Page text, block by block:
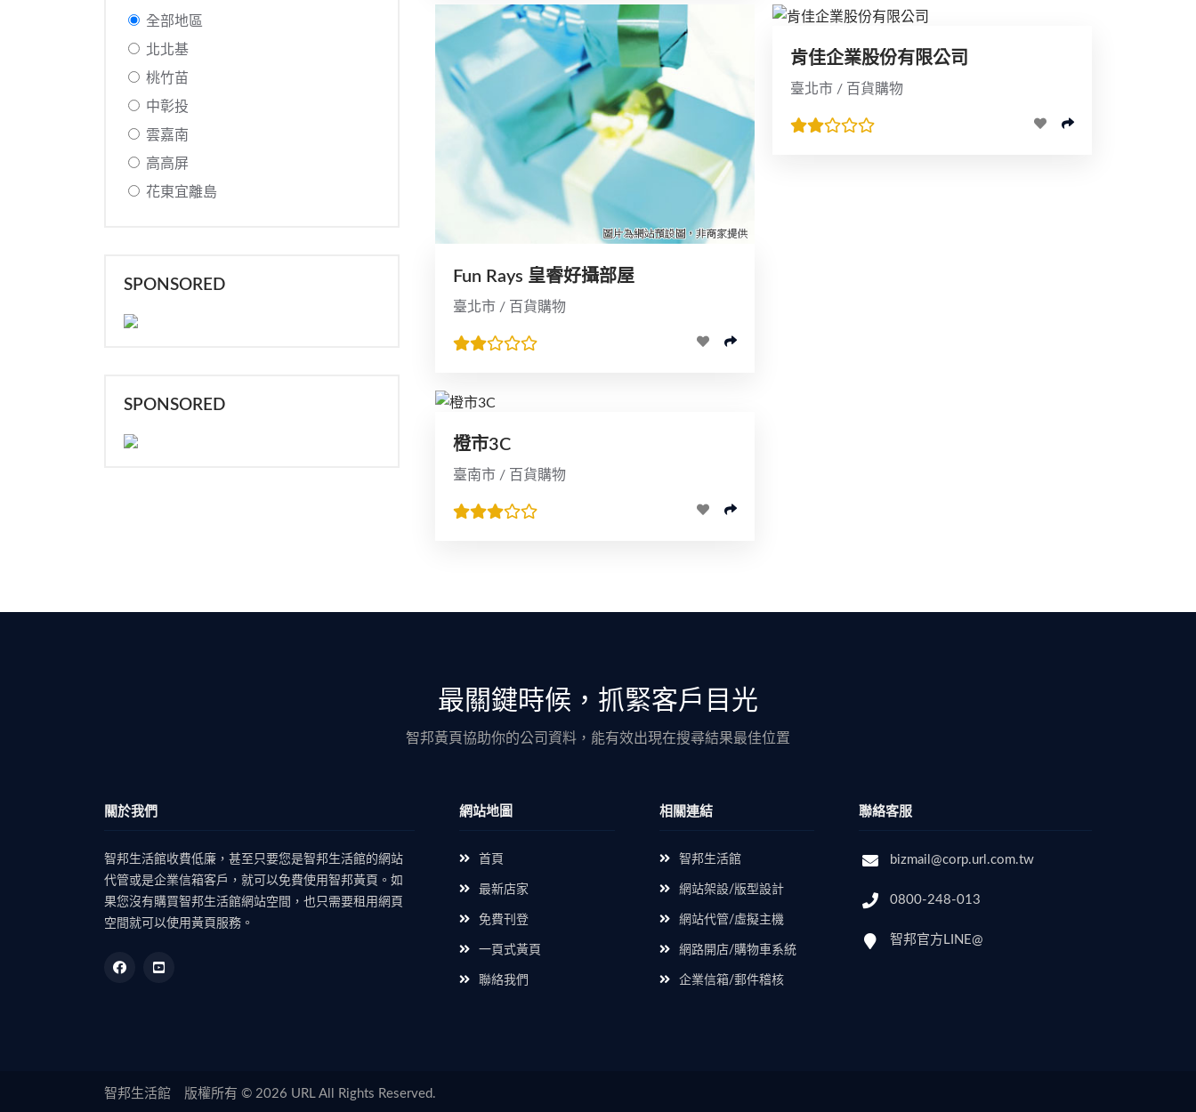
全部地區
北北基
桃竹苗
中彰投
雲嘉南
高高屏
花東宜離島
SPONSORED
SPONSORED
Fun Rays 皇睿好攝部屋
臺北市 / 百貨購物
肯佳企業股份有限公司
臺北市 / 百貨購物
橙市3C
臺南市 / 百貨購物
最關鍵時候，抓緊客戶目光
智邦黃頁協助你的公司資料，能有效出現在搜尋結果最佳位置
關於我們
智邦生活館收費低廉，甚至只要您是智邦生活館的網站
代管或是企業信箱客戶，就可以免費使用智邦黃頁。如
果您沒有購買智邦生活館網站空間，也只需要租用網頁
空間就可以使用黃頁服務。
網站地圖
首頁
最新店家
免費刊登
一頁式黃頁
聯絡我們
相關連結
智邦生活館
網站架設/版型設計
網站代管/虛擬主機
網路開店/購物車系統
企業信箱/郵件稽核
聯絡客服
bizmail@corp.url.com.tw
0800-248-013
智邦官方LINE@
智邦生活館 版權所有 © 2026 URL All Rights Reserved.